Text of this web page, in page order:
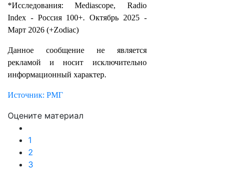
*Исследования: Mediascope, Radio
Index - Россия 100+. Октябрь 2025 -
Март 2026 (+Zodiac)
Данное сообщение не является
рекламой и носит исключительно
информационный характер.
Источник: РМГ
Оцените материал
1
2
3